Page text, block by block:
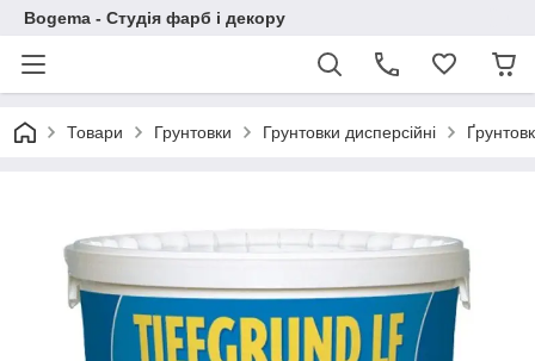
Bogema - Студія фарб і декору
Товари Грунтовки Грунтовки дисперсійні